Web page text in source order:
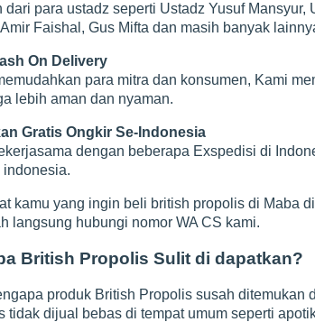
dari para ustadz seperti Ustadz Yusuf Mansyur,
Faishal, Gus Mifta dan masih banyak
On Delivery
para mitra dan konsumen, Kami
lebih aman dan nyaman.
Gratis Ongkir Se-Indonesia
dengan beberapa Exspedisi di
indonesia.
kamu yang ingin beli british propolis di Maba
langsung hubungi nomor WA CS kami.
British Propolis Sulit di dapatkan?
produk British Propolis susah ditemukan
tidak dijual bebas di tempat umum seperti